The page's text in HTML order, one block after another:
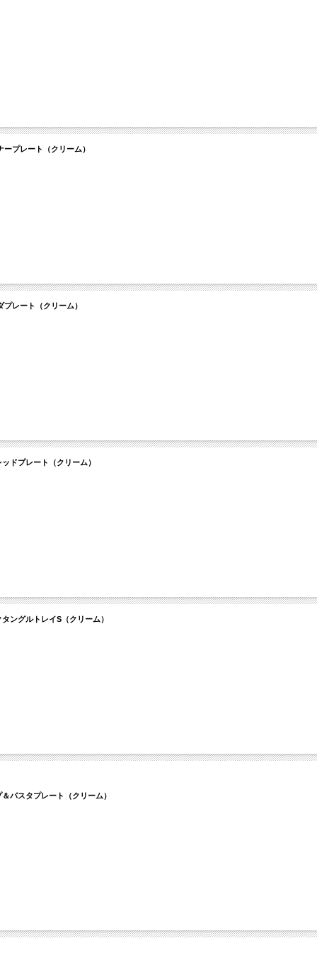
ープレート（クリーム）
レート（クリーム）
ドプレート（クリーム）
ングルトレイS（クリーム）
パスタプレート（クリーム）